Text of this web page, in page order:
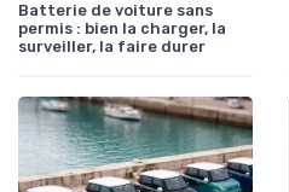
Batterie de voiture sans
permis : bien la charger, la
surveiller, la faire durer